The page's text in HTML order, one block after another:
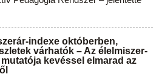
indexe októberben,
várhatók – Az élelmiszer-
kevéssel elmarad az